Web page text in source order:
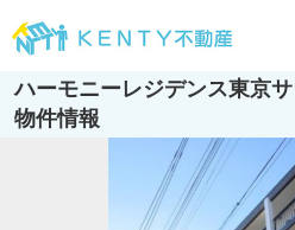
ハーモニーレジデンス東京
物件情報